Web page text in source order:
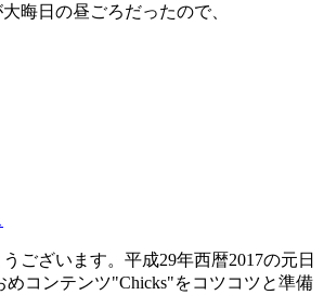
晦日の昼ごろだったので、
ございます。平成29年西暦2017の元日
めコンテンツ"Chicks"をコツコツと準備